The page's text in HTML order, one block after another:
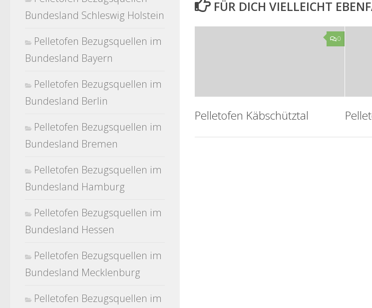
FÜR DICH VIELLEICHT
0
Pelletofen Käbschütztal
Bundesland Schleswig Holstein
Pelletofen Bezugsquellen im
Bundesland Bayern
Pelletofen Bezugsquellen im
Bundesland Berlin
Pelletofen Bezugsquellen im
Bundesland Bremen
Pelletofen Bezugsquellen im
Bundesland Hamburg
Pelletofen Bezugsquellen im
Bundesland Hessen
Pelletofen Bezugsquellen im
Bundesland Mecklenburg
Pelletofen Bezugsquellen im